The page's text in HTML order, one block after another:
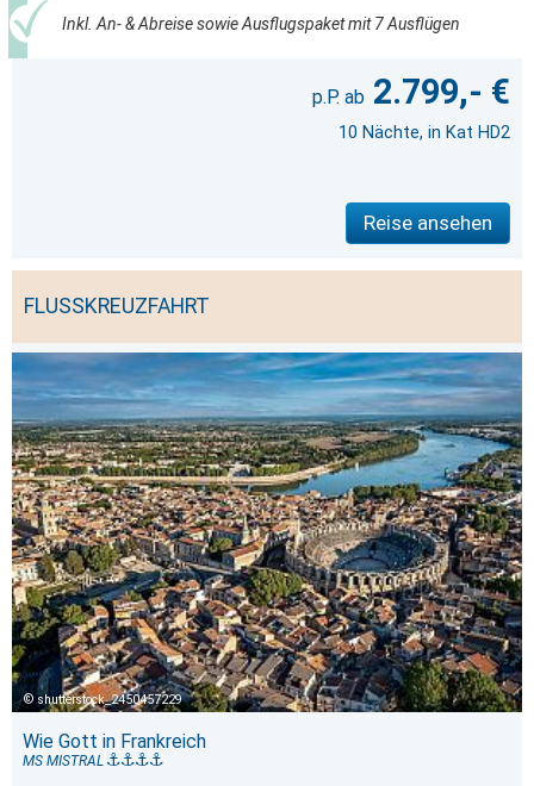
Inkl. An- & Abreise sowie Ausflugspaket mit 7 Ausflügen
2.799,- €
10 Nächte, in Kat HD2
Reise ansehen
FLUSSKREUZFAHRT
shutterstock_2450457229
Wie Gott in Frankreich
MS MISTRAL